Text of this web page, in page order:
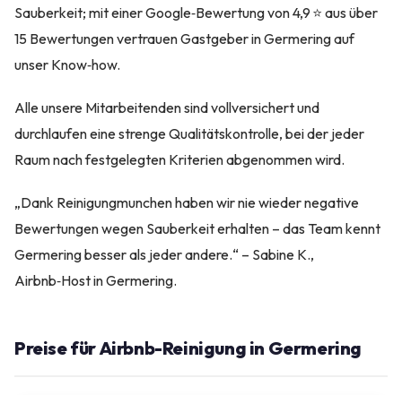
Sauberkeit; mit einer Google‑Bewertung von 4,9 ⭐ aus über
15 Bewertungen vertrauen Gastgeber in Germering auf
unser Know‑how.
Alle unsere Mitarbeitenden sind vollversichert und
durchlaufen eine strenge Qualitätskontrolle, bei der jeder
Raum nach festgelegten Kriterien abgenommen wird.
„Dank Reinigungmunchen haben wir nie wieder negative
Bewertungen wegen Sauberkeit erhalten – das Team kennt
Germering besser als jeder andere.“ – Sabine K.,
Airbnb‑Host in Germering.
Preise für Airbnb-Reinigung in Germering